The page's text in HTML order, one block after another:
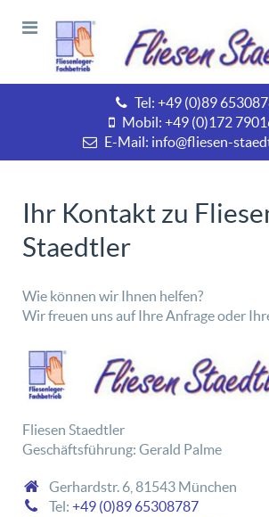
Tel: +49 (0)89
Mobil: +49 (0)172
E-Mail: info@fliesen-
Ihr Kontakt zu
Staedtler
Wie können wir Ihnen helfen?
Wir freuen uns auf Ihre Anfrage oder
Fliesen Staedtler
Geschäftsführung: Gerald Palme
Gerhardstr. 6, 81543 München
Tel: +49 (0)89 65308787